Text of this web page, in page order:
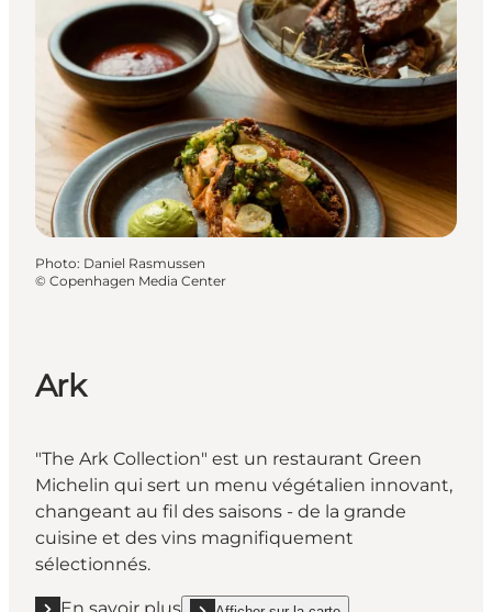
Photo: Daniel Rasmussen
© Copenhagen Media Center
Ark
"The Ark Collection" est un restaurant Green
Michelin qui sert un menu végétalien innovant,
changeant au fil des saisons - de la grande
cuisine et des vins magnifiquement
sélectionnés.